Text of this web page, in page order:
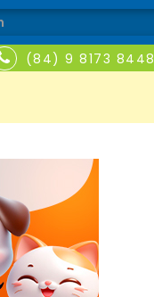
(84) 9 8173 8448